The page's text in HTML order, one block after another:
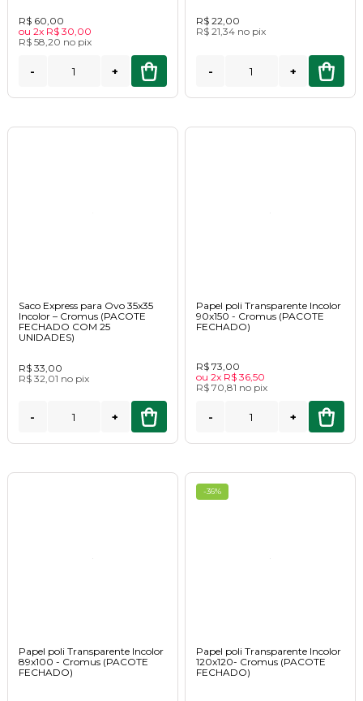
R$ 60,00
ou 2x R$ 30,00
R$ 58,20 no pix
- +
R$ 22,00
R$ 21,34 no pix
- +
Saco Express para Ovo 35x35
Incolor – Cromus (PACOTE
FECHADO COM 25
UNIDADES)
R$ 33,00
R$ 32,01 no pix
- +
Papel poli Transparente Incolor
90x150 - Cromus (PACOTE
FECHADO)
R$ 73,00
ou 2x R$ 36,50
R$ 70,81 no pix
- +
Papel poli Transparente Incolor
89x100 - Cromus (PACOTE
FECHADO)
-36%
Papel poli Transparente Incolor
120x120- Cromus (PACOTE
FECHADO)